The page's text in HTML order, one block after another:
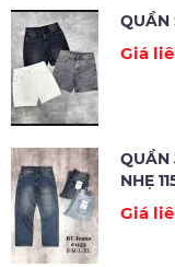
QUẦN
Giá
QUẦN
NHẸ
Giá